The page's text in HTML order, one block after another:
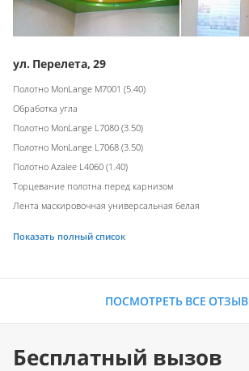
ул. Перелета, 29
Полотно MonLange M7001 (5.40)
Обработка угла
Полотно MonLange L7080 (3.50)
Полотно MonLange L7068 (3.50)
Полотно Azalee L4060 (1.40)
Торцевание полотна перед карнизом
Лента маскировочная универсальная белая
Показать полный список
ПОСМОТРЕТЬ ВСЕ
Бесплатный вызов